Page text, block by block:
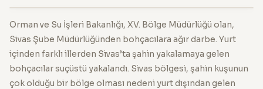
Orman ve Su İşleri Bakanlığı, XV. Bölge Müdürlüğü olan,
Sivas Şube Müdürlüğünden bohçacılara ağır darbe. Yurt
içinden farklı illerden Sivas’ta şahin yakalamaya gelen
bohçacılar suçüstü yakalandı. Sivas bölgesi, şahin kuşunun
çok olduğu bir bölge olması nedeni yurt dışından gelen